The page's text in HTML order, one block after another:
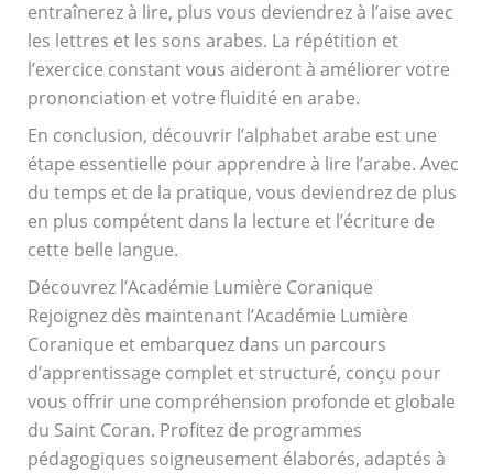
entraînerez à lire, plus vous deviendrez à l’aise avec
les lettres et les sons arabes. La répétition et
l’exercice constant vous aideront à améliorer votre
prononciation et votre fluidité en arabe.
En conclusion, découvrir l’alphabet arabe est une
étape essentielle pour apprendre à lire l’arabe. Avec
du temps et de la pratique, vous deviendrez de plus
en plus compétent dans la lecture et l’écriture de
cette belle langue.
Découvrez l’Académie Lumière Coranique
Rejoignez dès maintenant l’Académie Lumière
Coranique et embarquez dans un parcours
d’apprentissage complet et structuré, conçu pour
vous offrir une compréhension profonde et globale
du Saint Coran. Profitez de programmes
pédagogiques soigneusement élaborés, adaptés à